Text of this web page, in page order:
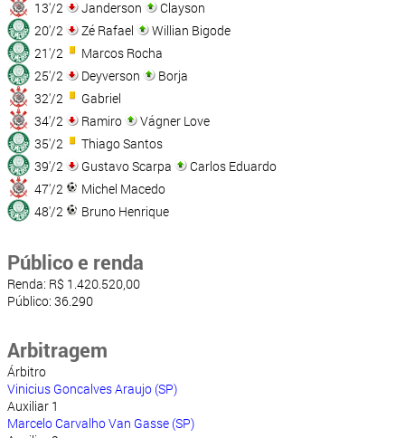
13'/2
Janderson
Clayson
20'/2
Zé Rafael
Willian Bigode
21'/2
Marcos Rocha
25'/2
Deyverson
Borja
32'/2
Gabriel
34'/2
Ramiro
Vágner Love
35'/2
Thiago Santos
39'/2
Gustavo Scarpa
Carlos Eduardo
47'/2
Michel Macedo
48'/2
Bruno Henrique
Público e renda
Renda: R$ 1.420.520,00
Público: 36.290
Arbitragem
Árbitro
Vinicius Goncalves Araujo (SP)
Auxiliar 1
Marcelo Carvalho Van Gasse (SP)